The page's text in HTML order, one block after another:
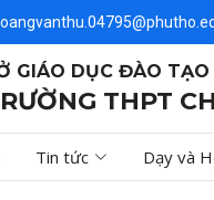
GIÁO DỤC ĐÀO TẠO
THPT
Tin tức Dạy và